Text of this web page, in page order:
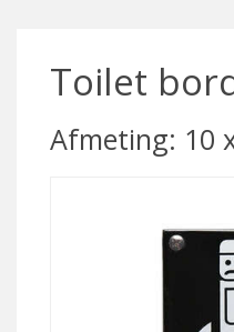
Toilet
Afmeting: 10